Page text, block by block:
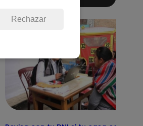
detalles
Rechazar